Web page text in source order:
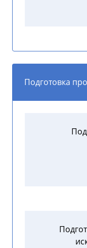
Подготовка